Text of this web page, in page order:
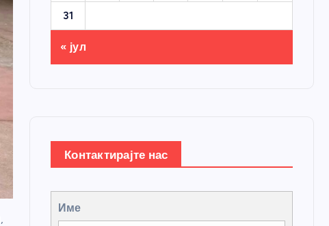
31
« јул
Контактирајте нас
Име